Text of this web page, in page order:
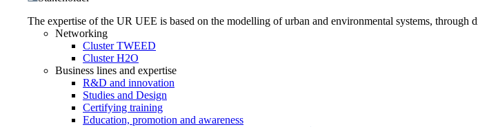
The expertise of the UR UEE is based on the modelling of urban and environmental systems,
Networking
Cluster TWEED
Cluster H2O
Business lines and expertise
R&D and innovation
Studies and Design
Certifying training
Education, promotion and awareness